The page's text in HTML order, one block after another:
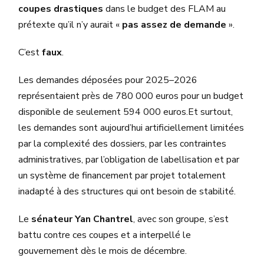
coupes drastiquesdans le budget des FLAM au
prétexte qu’il n’y aurait « pas assez de demande ».
C’estfaux.
Les demandes déposées pour 2025–2026
représentaient près de 780 000 euros pour un budget
disponible de seulement 594 000 euros.Et surtout,
les demandes sont aujourd’hui artificiellement limitées
par la complexité des dossiers, par les contraintes
administratives, par l’obligation de labellisation et par
un système de financement par projet totalement
inadapté à des structures qui ont besoin de stabilité.
Le sénateur Yan Chantrel, avec son groupe, s’est
battu contre ces coupes et a interpellé le
gouvernement dès le mois de décembre.